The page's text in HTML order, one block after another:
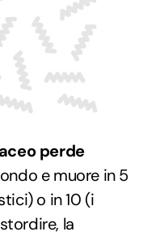
perde
e muore in 5
o in 10 (i
la